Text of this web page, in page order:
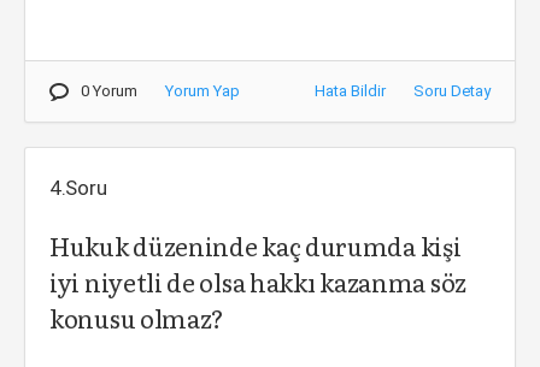
0 Yorum Yorum Yap Hata Bildir Soru Detay
4.Soru
Hukuk düzeninde kaç durumda kişi
iyi niyetli de olsa hakkı kazanma söz
konusu olmaz?